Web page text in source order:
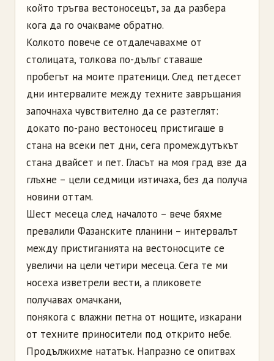
който тръгва вестоносецът, за да разбера
кога да го очакваме обратно.
Колкото повече се отдалечавахме от
столицата, толкова по-дълъг ставаше
пробегът на моите пратеници. След петдесет
дни интервалите между техните завръщания
започнаха чувствително да се разтеглят:
докато по-рано вестоносец пристигаше в
стана на всеки пет дни, сега промеждутъкът
стана двайсет и пет. Гласът на моя град взе да
глъхне – цели седмици изтичаха, без да получа
новини оттам.
Шест месеца след началото – вече бяхме
превалили Фазанските планини – интервалът
между пристиганията на вестоносците се
увеличи на цели четири месеца. Сега те ми
носеха изветрели вести, а пликовете
получавах омачкани,
понякога с влажни петна от нощите, изкарани
от техните приносители под открито небе.
Продължихме нататък. Напразно се опитвах